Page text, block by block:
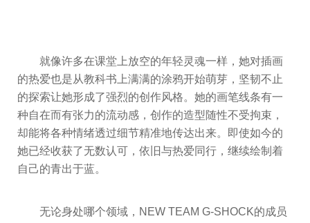
就像许多在课堂上放空的年轻灵魂一样，她对插画
的热爱也是从教科书上满满的涂鸦开始萌芽，坚韧不止
的探索让她形成了强烈的创作风格。她的画笔线条有一
种自在而有张力的流动感，创作的造型随性不受拘束，
却能将各种情绪透过细节精准地传达出来。即使如今的
她已经收获了无数认可，依旧与热爱同行，继续绘制着
自己的青出于蓝。
无论身处哪个领域，NEW TEAM G-SHOCK的成员